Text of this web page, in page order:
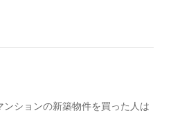
ションの新築物件を買った人は